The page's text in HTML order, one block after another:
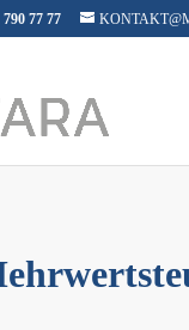
77 77